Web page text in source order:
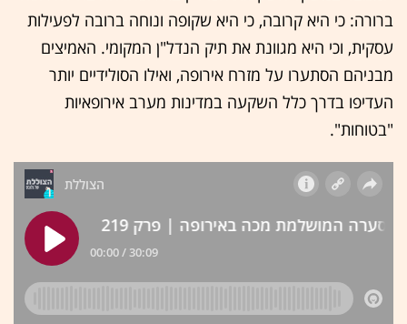
ברורה: כי היא קרובה, כי היא שקופה ונוחה ברובה לפעילות
עסקית, וכי היא מגוונת את תיק הנדל"ן המקומי. האמיצים
מבניהם הסתערו על מזרח אירופה, ואילו הסולידיים יותר
העדיפו בדרך כלל השקעה במדינות מערב אירופאיות
"בטוחות".